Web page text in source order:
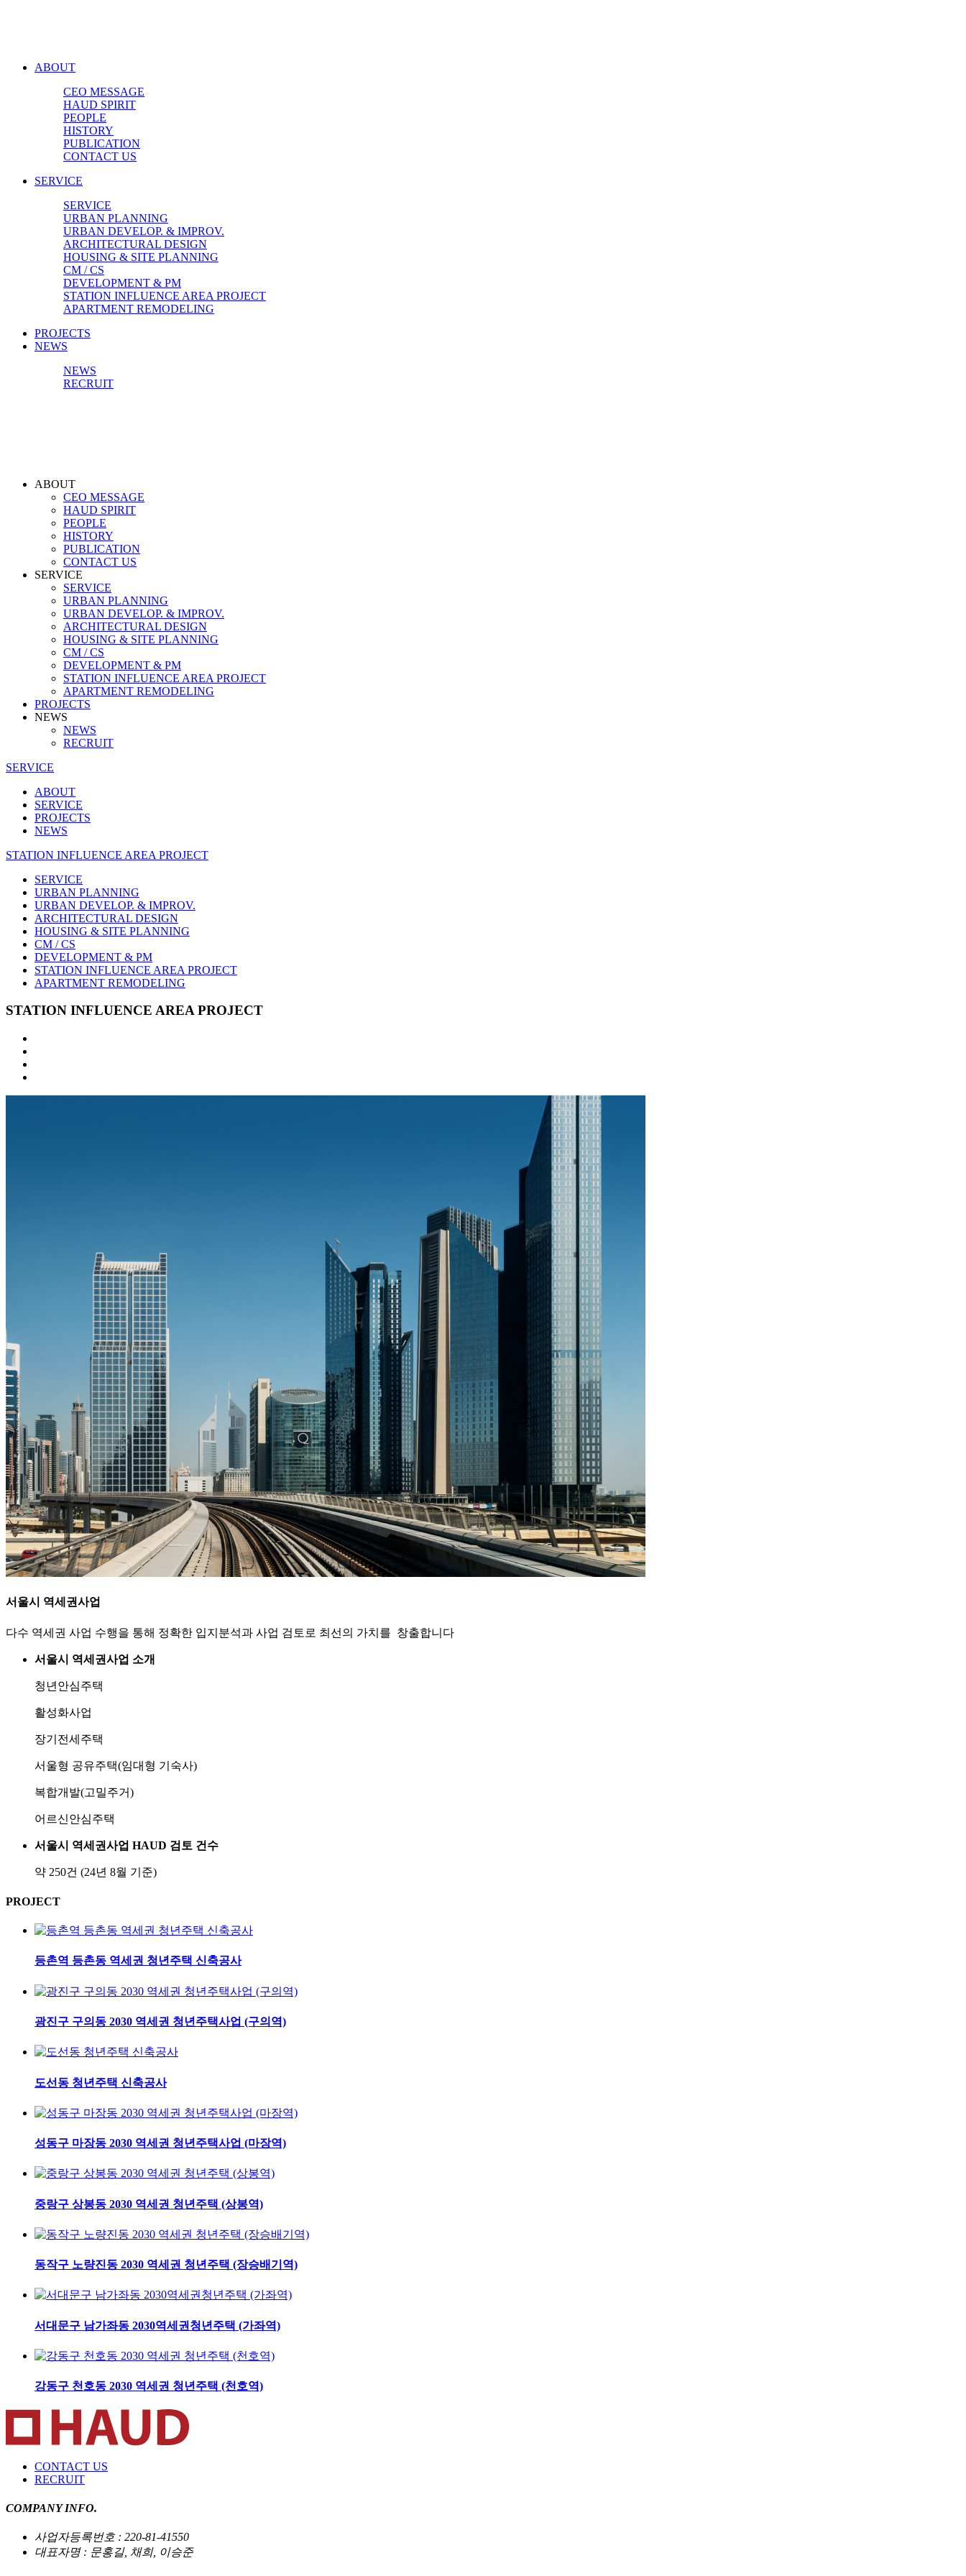
ABOUT
CEO MESSAGE
HAUD SPIRIT
PEOPLE
HISTORY
PUBLICATION
CONTACT US
SERVICE
SERVICE
URBAN PLANNING
URBAN DEVELOP. & IMPROV.
ARCHITECTURAL DESIGN
HOUSING & SITE PLANNING
CM / CS
DEVELOPMENT & PM
STATION INFLUENCE AREA PROJECT
APARTMENT REMODELING
PROJECTS
NEWS
NEWS
RECRUIT
ABOUT
CEO MESSAGE
HAUD SPIRIT
PEOPLE
HISTORY
PUBLICATION
CONTACT US
SERVICE
SERVICE
URBAN PLANNING
URBAN DEVELOP. & IMPROV.
ARCHITECTURAL DESIGN
HOUSING & SITE PLANNING
CM / CS
DEVELOPMENT & PM
STATION INFLUENCE AREA PROJECT
APARTMENT REMODELING
PROJECTS
NEWS
NEWS
RECRUIT
SERVICE
ABOUT
SERVICE
PROJECTS
NEWS
STATION INFLUENCE AREA PROJECT
SERVICE
URBAN PLANNING
URBAN DEVELOP. & IMPROV.
ARCHITECTURAL DESIGN
HOUSING & SITE PLANNING
CM / CS
DEVELOPMENT & PM
STATION INFLUENCE AREA PROJECT
APARTMENT REMODELING
STATION INFLUENCE AREA PROJECT
서울시 역세권사업
다수 역세권 사업 수행을 통해 정확한 입지분석과 사업 검토로 최선의 가치를 창출합니다
서울시 역세권사업 소개
청년안심주택
활성화사업
장기전세주택
서울형 공유주택(임대형 기숙사)
복합개발(고밀주거)
어르신안심주택
서울시 역세권사업 HAUD 검토 건수
약 250건 (24년 8월 기준)
PROJECT
등촌역 등촌동 역세권 청년주택 신축공사
광진구 구의동 2030 역세권 청년주택사업 (구의역)
도선동 청년주택 신축공사
성동구 마장동 2030 역세권 청년주택사업 (마장역)
중랑구 상봉동 2030 역세권 청년주택 (상봉역)
동작구 노량진동 2030 역세권 청년주택 (장승배기역)
서대문구 남가좌동 2030역세권청년주택 (가좌역)
강동구 천호동 2030 역세권 청년주택 (천호역)
CONTACT US
RECRUIT
COMPANY INFO.
사업자등록번호 : 220-81-41550
대표자명 : 문홍길, 채희, 이승준